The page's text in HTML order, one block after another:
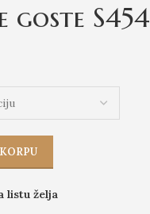
goste S454
listu želja